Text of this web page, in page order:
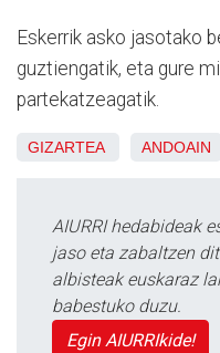
Eskerrik asko jasotako
guztiengatik, eta gure
partekatzeagatik.
GIZARTEA ANDOAIN
AIURRI hedabideak
jaso eta zabaltzen
albisteak euskaraz
babestuko duzu.
Egin AIURRIkide!